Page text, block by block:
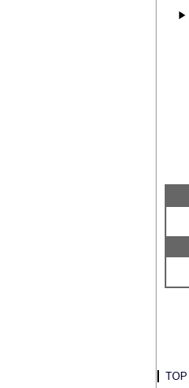
TOP